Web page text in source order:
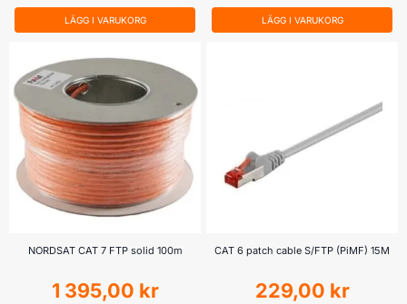
LÄGG I VARUKORG LÄGG I VARUKORG
NORDSAT CAT 7 FTP solid 100m
1 395,00 kr
CAT 6 patch cable S/FTP (PiMF) 15M
229,00 kr